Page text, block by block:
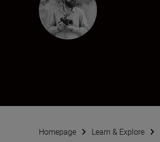
Homepage Learn & Explore